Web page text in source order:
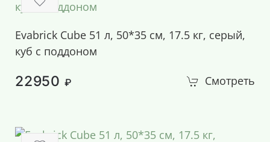
Evabrick Cube 51 л, 50*35 см, 17.5 кг, серый,
куб с поддоном
22950 ₽ Смотреть